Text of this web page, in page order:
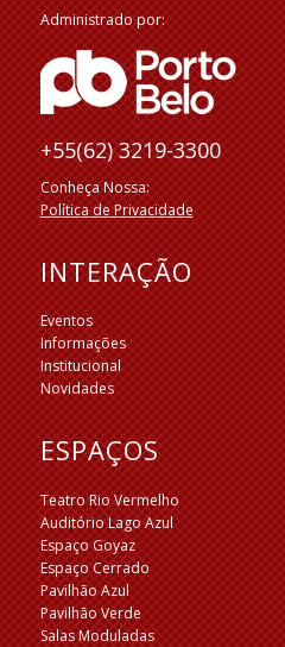
Administrado por:
+55(62) 3219-3300
Conheça Nossa:
Política de Privacidade
INTERAÇÃO
Eventos
Informações
Institucional
Novidades
ESPAÇOS
Teatro Rio Vermelho
Auditório Lago Azul
Espaço Goyaz
Espaço Cerrado
Pavilhão Azul
Pavilhão Verde
Salas Moduladas